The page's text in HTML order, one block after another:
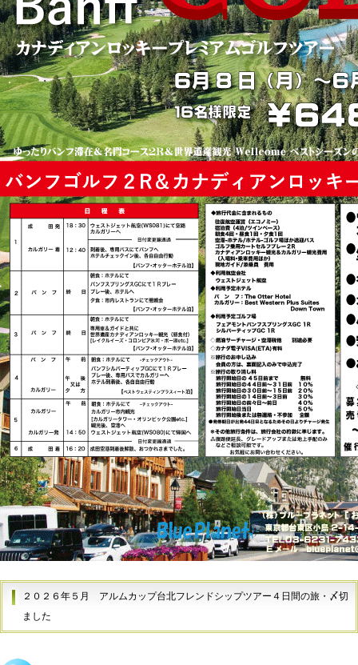
２０２６年５月 アルムカップ台北フレンドシップツアー４日間の旅・〆切
ました